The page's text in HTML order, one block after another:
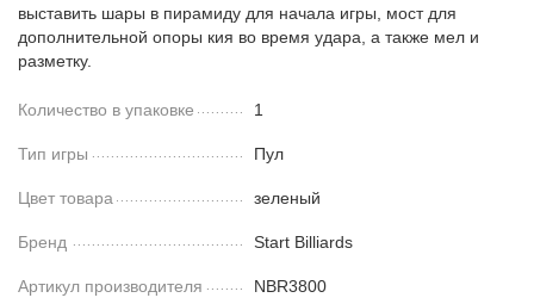
выставить шары в пирамиду для начала игры, мост для
дополнительной опоры кия во время удара, а также мел и
разметку.
Количество в упаковке 1
Тип игры Пул
Цвет товара зеленый
Бренд Start Вilliards
Артикул производителя NBR3800